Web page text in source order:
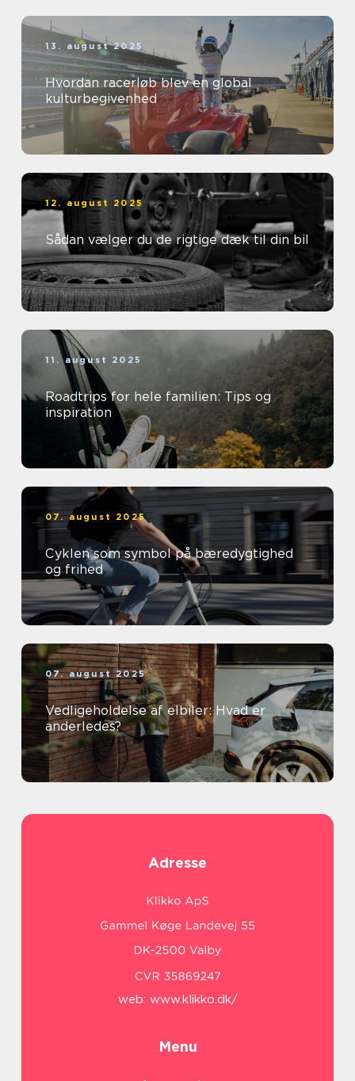
13. august 2025
Hvordan racerløb blev en global
kulturbegivenhed
12. august 2025
Sådan vælger du de rigtige dæk til din bil
11. august 2025
Roadtrips for hele familien: Tips og
inspiration
07. august 2025
Cyklen som symbol på bæredygtighed
og frihed
07. august 2025
Vedligeholdelse af elbiler: Hvad er
anderledes?
Adresse
web: www.klikko.dk/
Menu